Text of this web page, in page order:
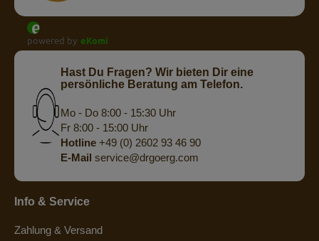
powered by eKomi
Hast Du Fragen? Wir bieten Dir eine
persönliche Beratung am Telefon.
Mo - Do 8:00 - 15:30 Uhr
Fr 8:00 - 15:00 Uhr
Hotline +49 (0) 2602 93 46 90
E-Mail service@drgoerg.com
Info & Service
Zahlung & Versand